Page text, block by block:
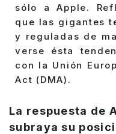
sólo a Apple.
que las gigantes
y reguladas de
verse ésta
con la Unión
Act (DMA).
La respuesta de
subraya su